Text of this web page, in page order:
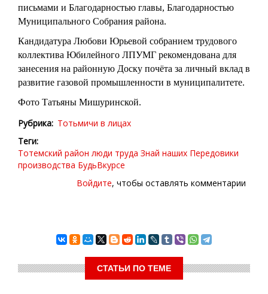
письмами и Благодарностью главы, Благодарностью
Муниципального Собрания района.
Кандидатура Любови Юрьевой собранием трудового
коллектива Юбилейного ЛПУМГ рекомендована для
занесения на районную Доску почёта за личный вклад в
развитие газовой промышленности в муниципалитете.
Фото Татьяны Мишуринской.
Рубрика Тотьмичи в лицах
Теги
Тотемский район люди труда Знай наших Передовики
производства БудьВкурсе
Войдите, чтобы оставлять комментарии
СТАТЬИ ПО ТЕМЕ